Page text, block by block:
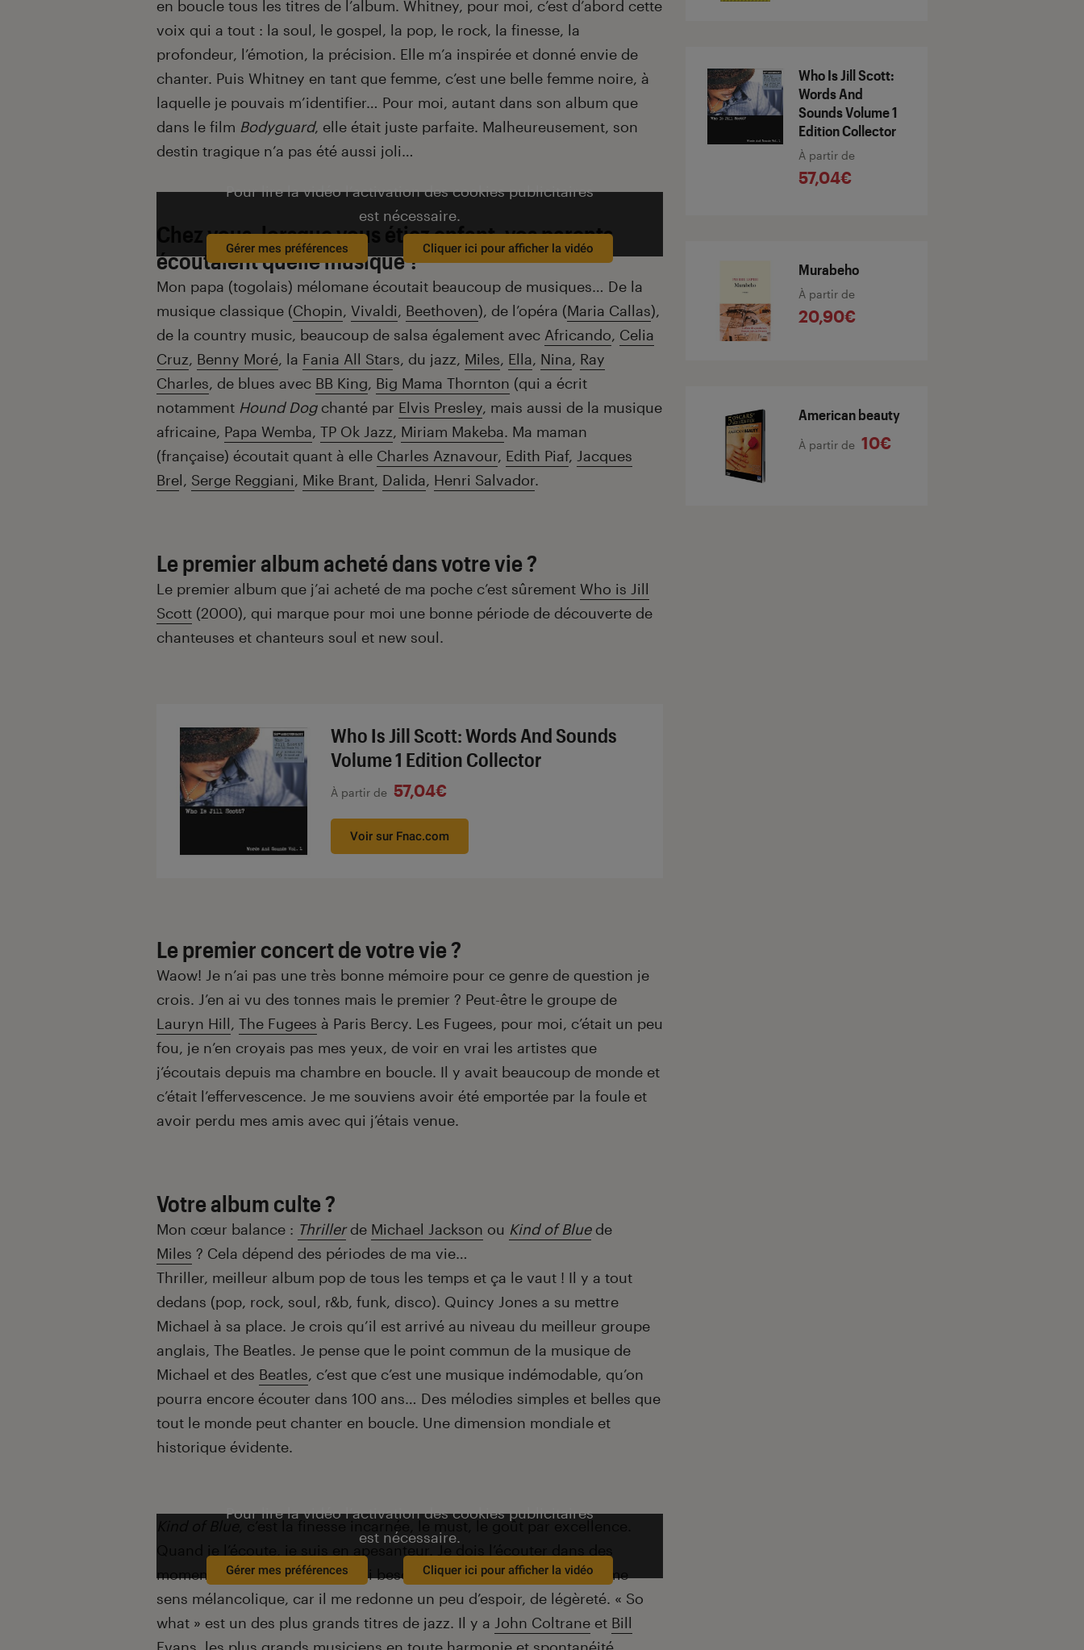
en boucle tous les titres de l’album. Whitney, pour moi, c’est d’abord cette
voix qui a tout : la soul, le gospel, la pop, le rock, la finesse, la
profondeur, l’émotion, la précision. Elle m’a inspirée et donné envie de
chanter. Puis Whitney en tant que femme, c’est une belle femme noire, à
laquelle je pouvais m’identifier… Pour moi, autant dans son album que
dans le film Bodyguard, elle était juste parfaite. Malheureusement, son
destin tragique n’a pas été aussi joli…
Pour lire la vidéo l’activation des cookies publicitaires
est nécessaire.
Gérer mes préférences Cliquer ici pour afficher la vidéo
Chez vous, lorsque vous étiez enfant, vos parents
écoutaient quelle musique ?
Mon papa (togolais) mélomane écoutait beaucoup de musiques… De la
musique classique (Chopin, Vivaldi, Beethoven), de l’opéra (Maria Callas),
de la country music, beaucoup de salsa également avec Africando, Celia
Cruz, Benny Moré, la Fania All Stars, du jazz, Miles, Ella, Nina, Ray
Charles, de blues avec BB King, Big Mama Thornton (qui a écrit
notamment Hound Dogchanté par Elvis Presley, mais aussi de la musique
africaine, Papa Wemba, TP Ok Jazz, Miriam Makeba. Ma maman
(française) écoutait quant à elle Charles Aznavour, Edith Piaf, Jacques
Brel, Serge Reggiani, Mike Brant, Dalida, Henri Salvador.
Le premier album acheté dans votre vie ?
Le premier album que j’ai acheté de ma poche c’est sûrement Who is Jill
Scott (2000), qui marque pour moi une bonne période de découverte de
chanteuses et chanteurs soul et new soul.
Who Is Jill Scott: Words And Sounds
Volume 1 Edition Collector
À partir de 57,04€
Voir sur Fnac.com
Le premier concert de votre vie ?
Waow! Je n’ai pas une très bonne mémoire pour ce genre de question je
crois. J’en ai vu des tonnes mais le premier ? Peut-être le groupe de
Lauryn Hill, The Fugees à Paris Bercy. Les Fugees, pour moi, c’était un peu
fou, je n’en croyais pas mes yeux, de voir en vrai les artistes que
j’écoutais depuis ma chambre en boucle. Il y avait beaucoup de monde et
c’était l’effervescence. Je me souviens avoir été emportée par la foule et
avoir perdu mes amis avec qui j’étais venue.
Votre album culte ?
Mon cœur balance : Thriller de Michael Jackson ou Kind of Bluede
Miles ? Cela dépend des périodes de ma vie…
Thriller, meilleur album pop de tous les temps et ça le vaut ! Il y a tout
dedans (pop, rock, soul, r&b, funk, disco). Quincy Jones a su mettre
Michael à sa place. Je crois qu’il est arrivé au niveau du meilleur groupe
anglais, The Beatles. Je pense que le point commun de la musique de
Michael et des Beatles, c’est que c’est une musique indémodable, qu’on
pourra encore écouter dans 100 ans… Des mélodies simples et belles que
tout le monde peut chanter en boucle. Une dimension mondiale et
historique évidente.
Pour lire la vidéo l’activation des cookies publicitaires
est nécessaire.
Gérer mes préférences Cliquer ici pour afficher la vidéo
, c’est la finesse incarnée, le must, le goût par excellence.
moments particuliers quand j’ai besoin de me retrouver, quand je me
sens mélancolique, car il me redonne un peu d’espoir, de légèreté. « So
what » est un des plus grands titres de jazz. Il y a John Coltrane et Bill
Who Is Jill Scott:
Words And
Sounds Volume 1
Edition Collector
À partir de
57,04€
Murabeho
À partir de
20,90€
American beauty
À partir de 10€